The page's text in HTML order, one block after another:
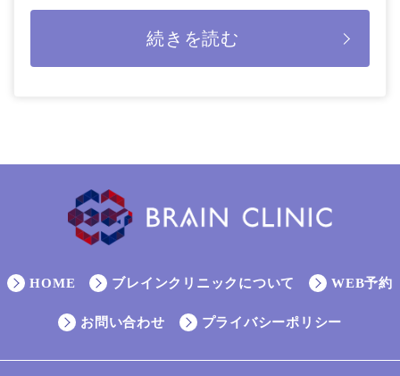
になって国語や算数を学び始め […]
続きを読む
HOME ブレインクリニックについて WEB予約
お問い合わせ プライバシーポリシー